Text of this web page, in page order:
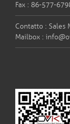
Fax : 86-577-
Contatto : Sales
Mailbox :